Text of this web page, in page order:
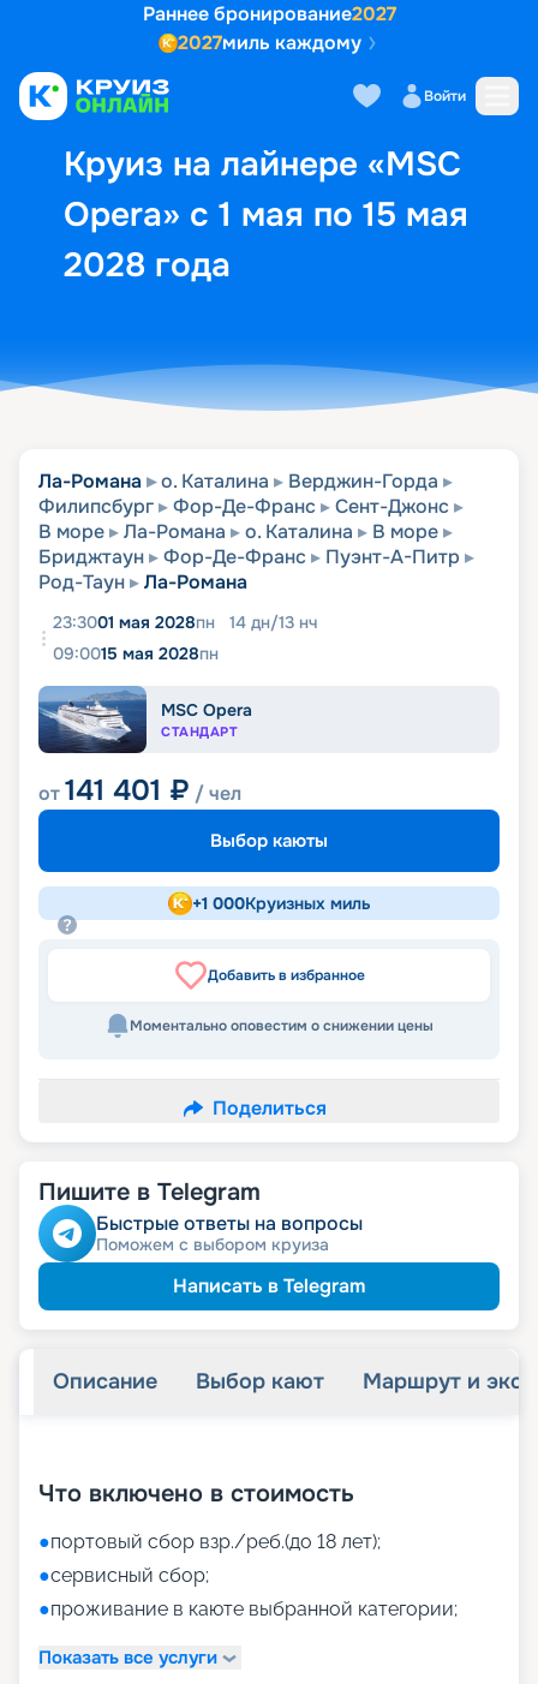
Раннее бронирование2027
2027миль каждому
Войти
Круиз на лайнере «MSC
Opera» с 1 мая по 15 мая
2028 года
Выбор кают Маршрут и
Ла-Романа о. Каталина
Верджин-Горда
Филипсбург
Фор-Де-Франс
Сент-Джонс
В море
Ла-Романа о. Каталина
В море
Бриджтаун
Фор-Де-Франс
Пуэнт-А-Питр
Род-Таун
Ла-Романа
23:3001 мая 2028пн 14 дн/13 нч
09:0015 мая 2028пн
MSC Opera
СТАНДАРТ
от141 401 ₽ / чел
Выбор каюты
+1 000Круизных миль
Добавить в избранное
Моментально оповестим о снижении цены
Поделиться
Пишите в Telegram
Быстрые ответы на вопросы
Поможем с выбором круиза
Написать в Telegram
Описание Выбор кают Маршрут и
Что включено в стоимость
●портовый сбор взр./реб.(до 18 лет);
●сервисный сбор;
●проживание в каюте выбранной категории;
Показать все услуги